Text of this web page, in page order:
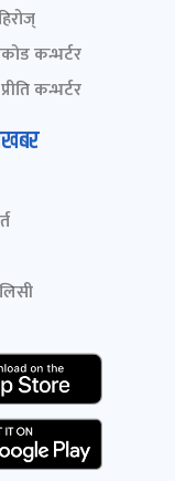
कन्भर्टर
कन्भर्टर